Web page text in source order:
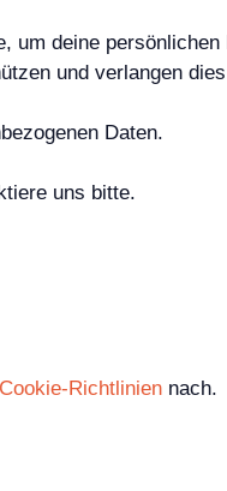
um deine
und verlangen
Daten.
uns bitte.
Cookie-Richtlinien nach.